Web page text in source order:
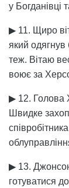
у Богданівці
▶ 11. Щиро
який одягнув
теж. Вітаю
воює за
▶ 12. Голова
Швидке
▶ 13.
готуватися